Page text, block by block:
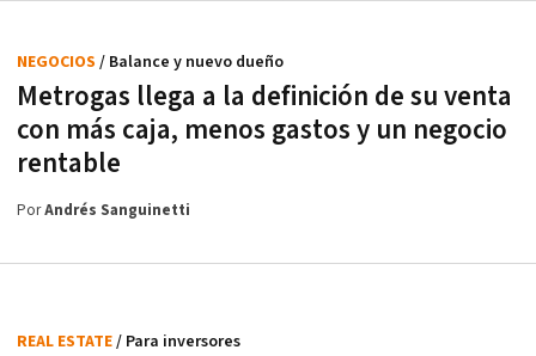
Metrogas llega a la definición de su venta
con más caja, menos gastos y un negocio
rentable
NEGOCIOS / Balance y nuevo dueño
PorAndrés Sanguinetti
REAL ESTATE/ Para inversores